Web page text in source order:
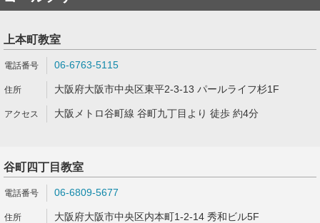
上本町教室
06-6763-5115
大阪府大阪市中央区東平2-3-13 パールライフ杉1F
大阪メトロ谷町線 谷町九丁目より 徒歩 約4分
谷町四丁目教室
06-6809-5677
大阪府大阪市中央区内本町1-2-14 秀和ビル5F